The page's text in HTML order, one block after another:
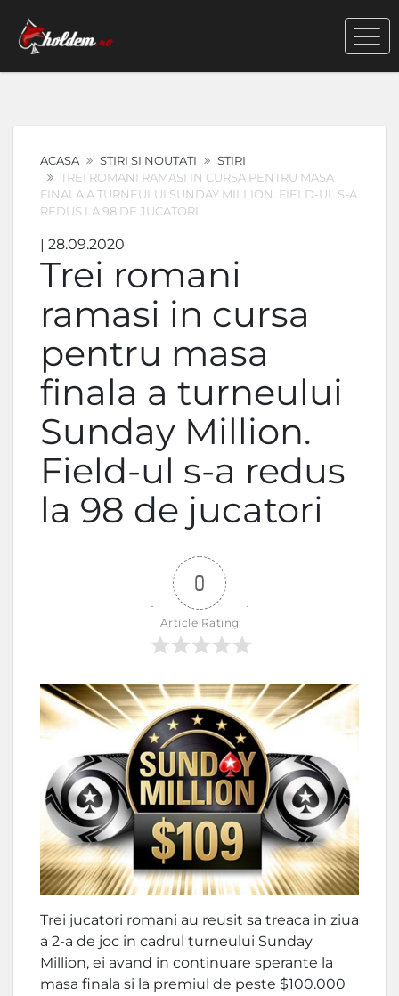
ACASA STIRI SI NOUTATI
STIRI
TREI ROMANI RAMASI IN CURSA PENTRU MASA
FINALA A TURNEULUI SUNDAY MILLION. FIELD-UL S-A
REDUS LA 98 DE JUCATORI
| 28.09.2020
Trei romani
ramasi in cursa
pentru masa
finala a turneului
Sunday Million.
Field-ul s-a redus
la 98 de jucatori
0
Article Rating
Trei jucatori romani au reusit sa treaca in ziua
a 2-a de joc in cadrul turneului Sunday
Million, ei avand in continuare sperante la
masa finala si la premiul de peste $100.000